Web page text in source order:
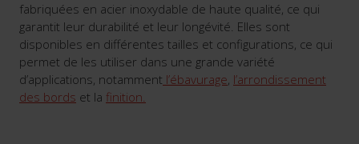
fabriquées en acier inoxydable de haute qualité, ce qui
garantit leur durabilité et leur longévité. Elles sont
disponibles en différentes tailles et configurations, ce qui
permet de les utiliser dans une grande variété
d’applications, notamment l’ébavurage, l’arrondissement
des bords et la finition.